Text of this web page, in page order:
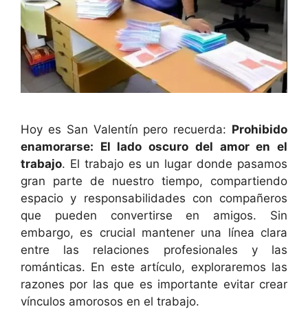
Hoy es San Valentín pero recuerda: Prohibido
enamorarse: El lado oscuro del amor en el
trabajo. El trabajo es un lugar donde pasamos
gran parte de nuestro tiempo, compartiendo
espacio y responsabilidades con compañeros
que pueden convertirse en amigos. Sin
embargo, es crucial mantener una línea clara
entre las relaciones profesionales y las
románticas. En este artículo, exploraremos las
razones por las que es importante evitar crear
vínculos amorosos en el trabajo.